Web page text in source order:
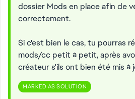
dossier Mods en place afin de
correctement.
Si c'est bien le cas, tu pourras
mods/cc petit à petit, après
créateur s'ils ont bien été mis à
MARKED AS SOLUTION